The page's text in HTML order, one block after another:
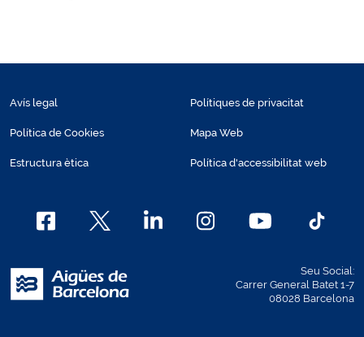
Avís legal
Política de Cookies
Estructura ètica
Polítiques de privacitat
Mapa Web
Política d'accessibilitat web
Seu Social:
Carrer General Batet 1-7
08028 Barcelona